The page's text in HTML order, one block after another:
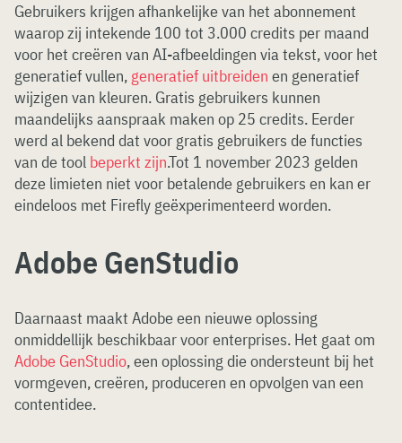
Gebruikers krijgen afhankelijke van het abonnement
waarop zij intekende 100 tot 3.000 credits per maand
voor het creëren van AI-afbeeldingen via tekst, voor het
generatief vullen, generatief uitbreiden en generatief
wijzigen van kleuren. Gratis gebruikers kunnen
maandelijks aanspraak maken op 25 credits. Eerder
werd al bekend dat voor gratis gebruikers de functies
van de tool beperkt zijn.Tot 1 november 2023 gelden
deze limieten niet voor betalende gebruikers en kan er
eindeloos met Firefly geëxperimenteerd worden.
Adobe GenStudio
Daarnaast maakt Adobe een nieuwe oplossing
onmiddellijk beschikbaar voor enterprises. Het gaat om
Adobe GenStudio, een oplossing die ondersteunt bij het
vormgeven, creëren, produceren en opvolgen van een
contentidee.